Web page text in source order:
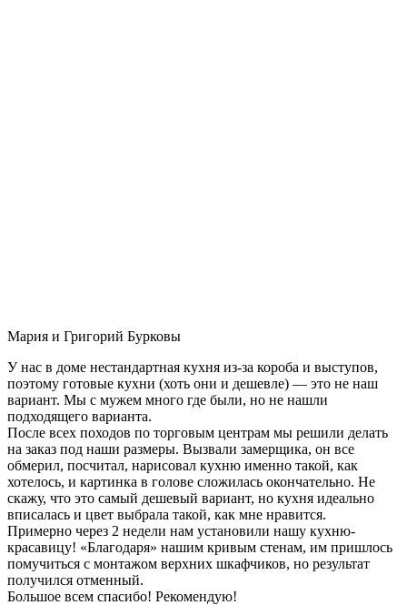
Мария и Григорий Бурковы
У нас в доме нестандартная кухня из-за короба и выступов,
поэтому готовые кухни (хоть они и дешевле) — это не наш
вариант. Мы с мужем много где были, но не нашли
подходящего варианта.
После всех походов по торговым центрам мы решили делать
на заказ под наши размеры. Вызвали замерщика, он все
обмерил, посчитал, нарисовал кухню именно такой, как
хотелось, и картинка в голове сложилась окончательно. Не
скажу, что это самый дешевый вариант, но кухня идеально
вписалась и цвет выбрала такой, как мне нравится.
Примерно через 2 недели нам установили нашу кухню-
красавицу! «Благодаря» нашим кривым стенам, им пришлось
помучиться с монтажом верхних шкафчиков, но результат
получился отменный.
Большое всем спасибо! Рекомендую!